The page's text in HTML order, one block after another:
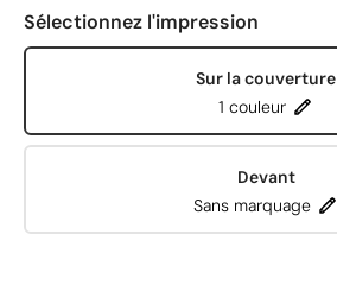
Sélectionnez l'impression
Sur la couverture
1 couleur
Devant
Sans marquage